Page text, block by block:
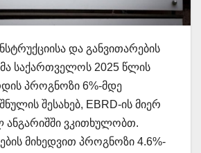
და განვითარების
მა საქართველოს 2025 წლის
პროგნოზი 6%-მდე
შესახებ, EBRD-ის მიერ
ანგარიშში ვკითხულობთ.
მიხედვით პროგნოზი 4.6%-